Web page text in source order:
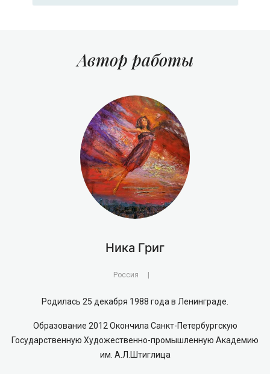
Автор работы
Ника Григ
Россия |
Родилась 25 декабря 1988 года в Ленинграде.
Образование 2012 Окончила Санкт-Петербургскую
Государственную Художественно-промышленную Академию
им. А.Л.Штиглица